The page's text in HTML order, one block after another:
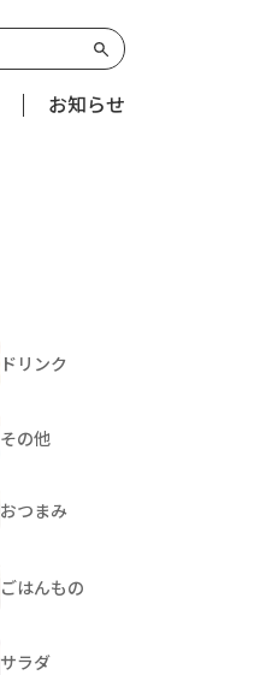
お知らせ
ドリンク
その他
おつまみ
ごはんもの
サラダ